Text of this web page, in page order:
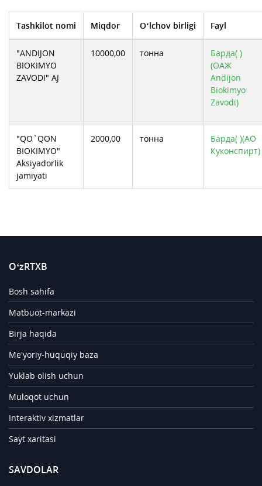
Tashkilot nomi Miqdor O‘lchov birligi Fayl
"ANDIJON
BIOKIMYO
ZAVODI" AJ
10000,00 тонна
Барда( )
(ОАЖ
Andijon
Biokimyo
Zavodi)
"QO`QON
BIOKIMYO"
Aksiyadorlik
jamiyati
2000,00 тонна
Барда( )(АО
Куконспирт)
O‘zRTXB
Bosh sahifa
Matbuot-markazi
Birja haqida
Me'yoriy-huquqiy baza
Yuklab olish uchun
Muloqot uchun
Interaktiv xizmatlar
Sayt xaritasi
SAVDOLAR